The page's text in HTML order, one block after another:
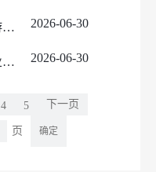
【毕业生就业】阜康市旅游产业（餐饮行业）专场招聘会 2026-06-30
关于认定新疆原始黄金乳业有限公司为2026年第二批阜康市就业见习单位资格的公示 2026-06-30
4 5 下一页
页 确定